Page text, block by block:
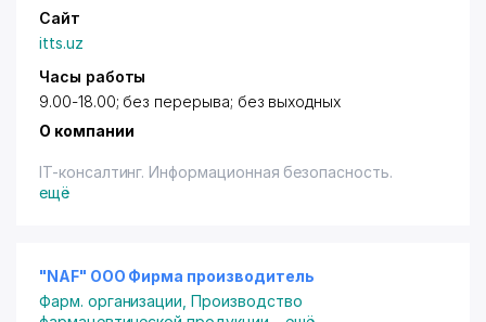
Сайт
itts.uz
Часы работы
9.00-18.00; без перерыва; без выходных
О компании
IT-консалтинг. Информационная безопасность.
ещё
"NAF" ООО Фирма производитель
Фарм. организации ,Производство